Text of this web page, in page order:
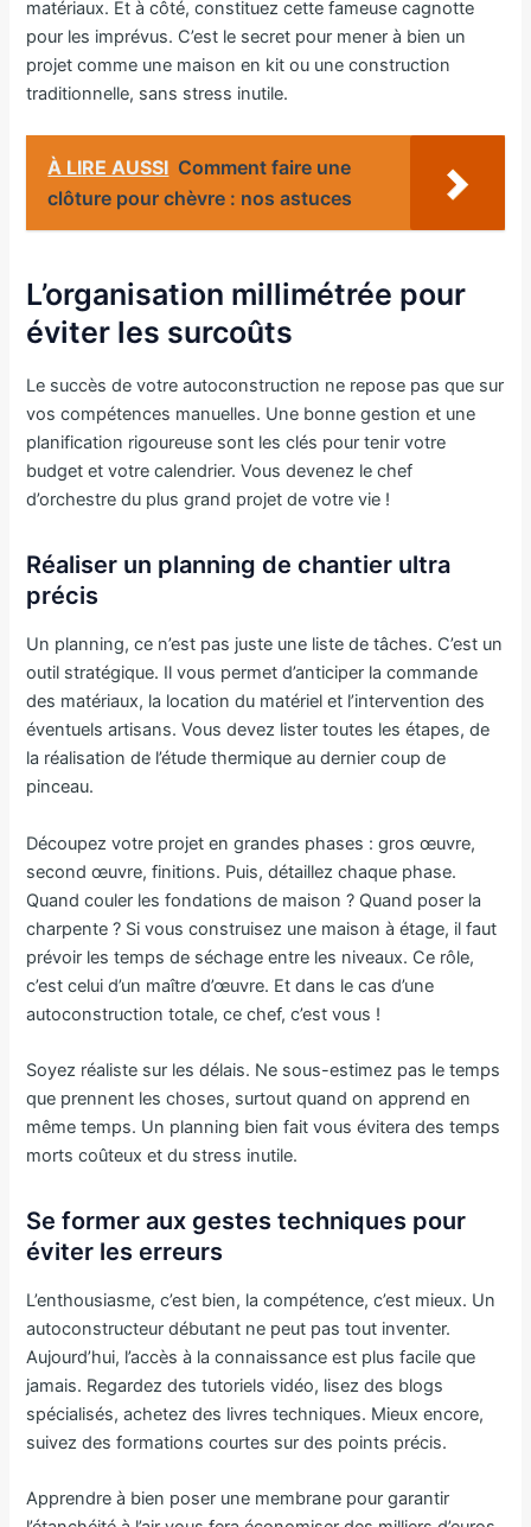
matériaux. Et à côté, constituez cette fameuse cagnotte
pour les imprévus. C’est le secret pour mener à bien un
projet comme une maison en kit ou une construction
traditionnelle, sans stress inutile.
À LIRE AUSSI Comment faire une
clôture pour chèvre : nos astuces
L’organisation millimétrée pour
éviter les surcoûts
Le succès de votre autoconstruction ne repose pas que sur
vos compétences manuelles. Une bonne gestion et une
planification rigoureuse sont les clés pour tenir votre
budget et votre calendrier. Vous devenez le chef
d’orchestre du plus grand projet de votre vie !
Réaliser un planning de chantier ultra
précis
Un planning, ce n’est pas juste une liste de tâches. C’est un
outil stratégique. Il vous permet d’anticiper la commande
des matériaux, la location du matériel et l’intervention des
éventuels artisans. Vous devez lister toutes les étapes, de
la réalisation de l’étude thermique au dernier coup de
pinceau.
Découpez votre projet en grandes phases : gros œuvre,
second œuvre, finitions. Puis, détaillez chaque phase.
Quand couler les fondations de maison ? Quand poser la
charpente ? Si vous construisez une maison à étage, il faut
prévoir les temps de séchage entre les niveaux. Ce rôle,
c’est celui d’un maître d’œuvre. Et dans le cas d’une
autoconstruction totale, ce chef, c’est vous !
Soyez réaliste sur les délais. Ne sous-estimez pas le temps
que prennent les choses, surtout quand on apprend en
même temps. Un planning bien fait vous évitera des temps
morts coûteux et du stress inutile.
Se former aux gestes techniques pour
éviter les erreurs
L’enthousiasme, c’est bien, la compétence, c’est mieux. Un
autoconstructeur débutant ne peut pas tout inventer.
Aujourd’hui, l’accès à la connaissance est plus facile que
jamais. Regardez des tutoriels vidéo, lisez des blogs
spécialisés, achetez des livres techniques. Mieux encore,
suivez des formations courtes sur des points précis.
Apprendre à bien poser une membrane pour garantir